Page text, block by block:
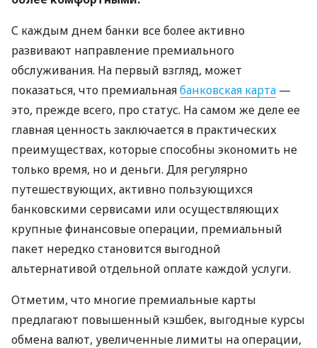
С каждым днем ​​банки все более активно
развивают направление премиального
обслуживания. На первый взгляд, может
показаться, что премиальнаябанковская карта —
это, прежде всего, про статус. На самом же деле ее
главная ценность заключается в практических
преимуществах, которые способны экономить не
только время, но и деньги. Для регулярно
путешествующих, активно пользующихся
банковскими сервисами или осуществляющих
крупные финансовые операции, премиальный
пакет нередко становится выгодной
альтернативой отдельной оплате каждой услуги.
Отметим, что многие премиальные карты
предлагают повышенный кэшбек, выгодные курсы
обмена валют, увеличенные лимиты на операции,